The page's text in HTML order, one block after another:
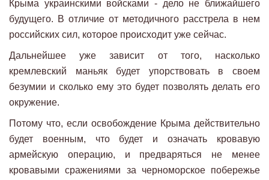
Крыма украинскими войсками - дело не ближайшего
будущего. В отличие от методичного расстрела в нем
российских сил, которое происходит уже сейчас.
Дальнейшее уже зависит от того, насколько
кремлевский маньяк будет упорствовать в своем
безумии и сколько ему это будет позволять делать его
окружение.
Потому что, если освобождение Крыма действительно
будет военным, что будет и означать кровавую
армейскую операцию, и предваряться не менее
кровавыми сражениями за черноморское побережье